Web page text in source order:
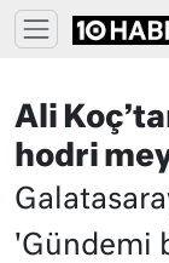
Ali
hodri
'Gündemi